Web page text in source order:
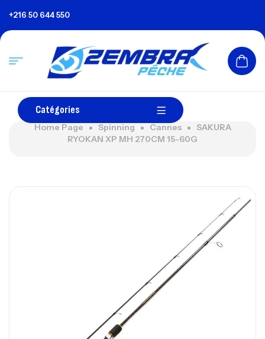
+216 50 644 550
Catégories
Home Page Spinning Cannes
SAKURA
RYOKAN XP MH 270CM 15-60G